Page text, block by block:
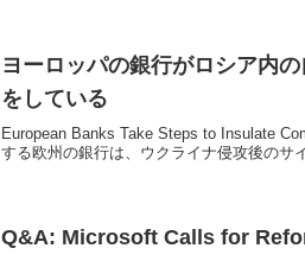
ヨーロッパの銀行がロシア内
をしている
European Banks Take Steps to Insulate
する欧州の銀行は、ウクライナ侵攻後のサ
Q&A: Microsoft Calls for